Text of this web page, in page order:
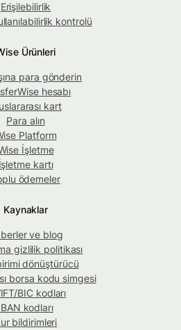
Erişilebilirlik
kontrolü
Ürünleri
para gönderin
hesabı
kart
Para alın
Platform
İşletme
İşletme kartı
ödemeler
Kaynaklar
ve blog
gizlilik politikası
dönüştürücü
borsa kodu simgesi
BIC kodları
kodları
bildirimleri